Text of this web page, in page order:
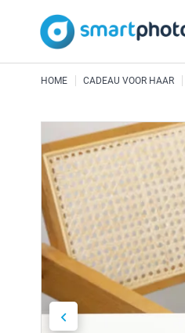
HOME CADEAU VOOR HAAR